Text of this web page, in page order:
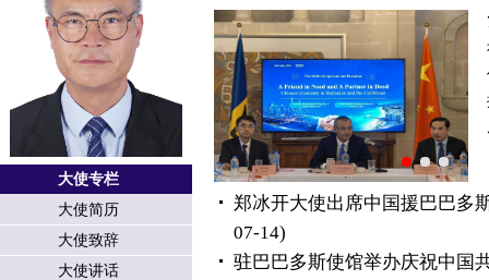
大使专栏
大使简历
大使致辞
大使讲话
郑冰开大使出席中国援巴巴多
07-14)
驻巴巴多斯使馆举办庆祝中国